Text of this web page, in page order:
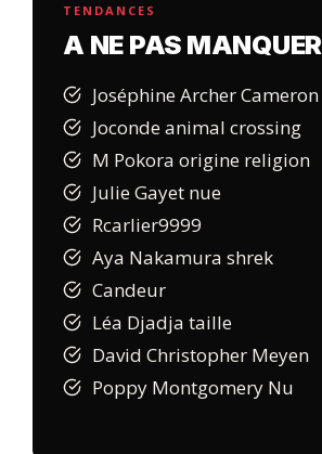
TENDANCES
A NE PAS MANQUER
Joséphine Archer Cameron
Joconde animal crossing
M Pokora origine religion
Julie Gayet nue
Rcarlier9999
Aya Nakamura shrek
Candeur
Léa Djadja taille
David Christopher Meyen
Poppy Montgomery Nu